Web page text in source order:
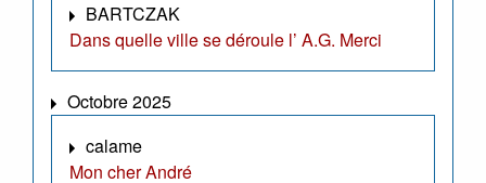
BARTCZAK
Dans quelle ville se déroule l’ A.G. Merci
Octobre 2025
calame
Mon cher André